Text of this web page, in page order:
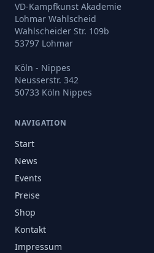
VD-Kampfkunst Akademie
Lohmar Wahlscheid
Wahlscheider Str. 109b
53797 Lohmar
Köln - Nippes
Neusserstr. 342
50733 Köln Nippes
NAVIGATION
Start
News
Events
Preise
Shop
Kontakt
Impressum